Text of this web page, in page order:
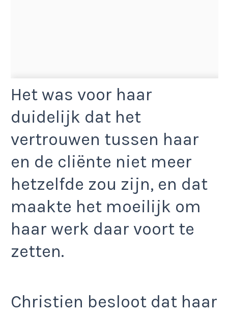
Het was voor haar
duidelijk dat het
vertrouwen tussen haar
en de cliënte niet meer
hetzelfde zou zijn, en dat
maakte het moeilijk om
haar werk daar voort te
zetten.
Christien besloot dat haar